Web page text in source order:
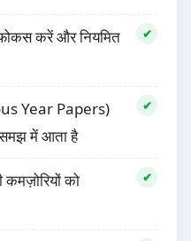
करें और नियमित
Year Papers)
समझ में आता है
को